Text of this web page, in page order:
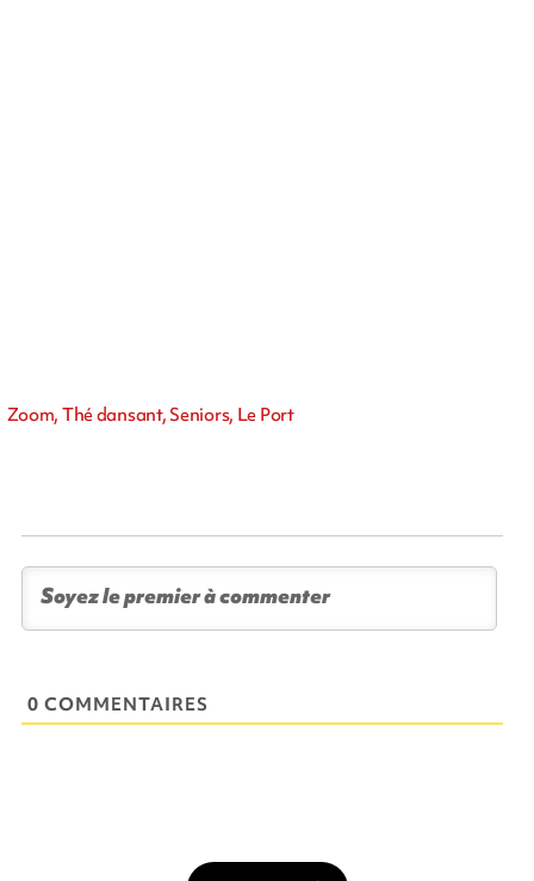
Zoom, Thé dansant, Seniors, Le Port
0 COMMENTAIRES